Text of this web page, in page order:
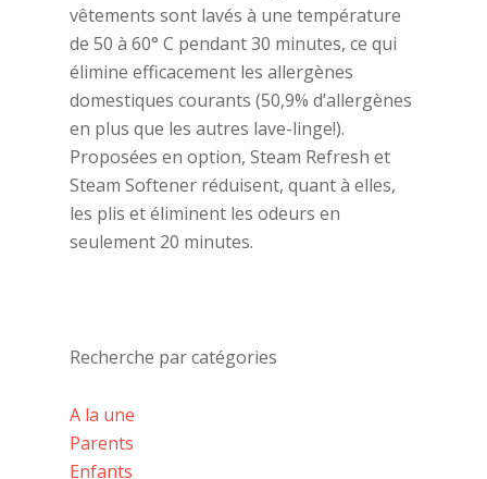
vêtements sont lavés à une température
de 50 à 60° C pendant 30 minutes, ce qui
élimine efficacement les allergènes
domestiques courants (50,9% d’allergènes
en plus que les autres lave-linge!).
Proposées en option, Steam Refresh et
Steam Softener réduisent, quant à elles,
les plis et éliminent les odeurs en
seulement 20 minutes.
Recherche par catégories
A la une
Parents
Enfants